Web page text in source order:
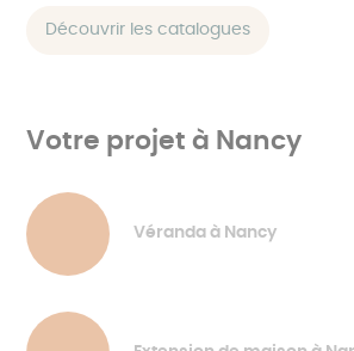
Découvrir les catalogues
Votre projet à Nancy
Véranda à Nancy